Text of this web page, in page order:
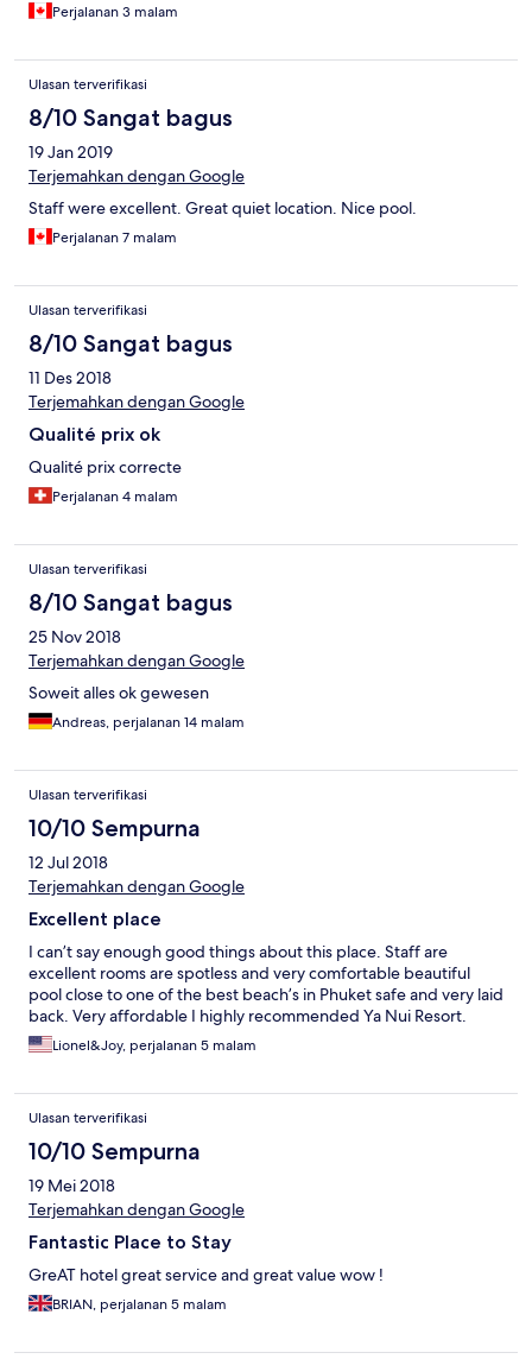
Perjalanan 3 malam
Ulasan terverifikasi
8/10 Sangat bagus
19 Jan 2019
Terjemahkan dengan Google
Staff were excellent. Great quiet location. Nice pool.
Perjalanan 7 malam
Ulasan terverifikasi
8/10 Sangat bagus
11 Des 2018
Terjemahkan dengan Google
Qualité prix ok
Qualité prix correcte
Perjalanan 4 malam
Ulasan terverifikasi
8/10 Sangat bagus
25 Nov 2018
Terjemahkan dengan Google
Soweit alles ok gewesen
Andreas, perjalanan 14 malam
Ulasan terverifikasi
10/10 Sempurna
12 Jul 2018
Terjemahkan dengan Google
Excellent place
I can’t say enough good things about this place. Staff are
excellent rooms are spotless and very comfortable beautiful
pool close to one of the best beach’s in Phuket safe and very laid
back. Very affordable I highly recommended Ya Nui Resort.
Lionel&Joy, perjalanan 5 malam
Ulasan terverifikasi
10/10 Sempurna
19 Mei 2018
Terjemahkan dengan Google
Fantastic Place to Stay
GreAT hotel great service and great value wow !
BRIAN, perjalanan 5 malam